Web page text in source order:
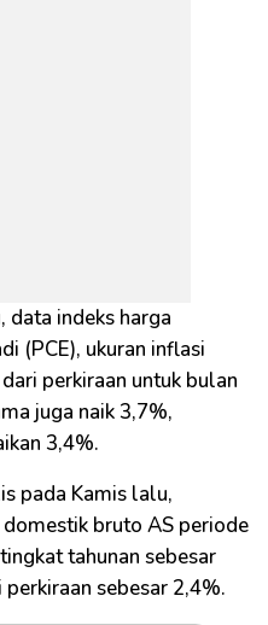
data indeks harga
(PCE), ukuran inflasi
perkiraan untuk bulan
juga naik 3,7%,
3,4%.
pada Kamis lalu,
bruto AS periode
tahunan sebesar
sebesar 2,4%.